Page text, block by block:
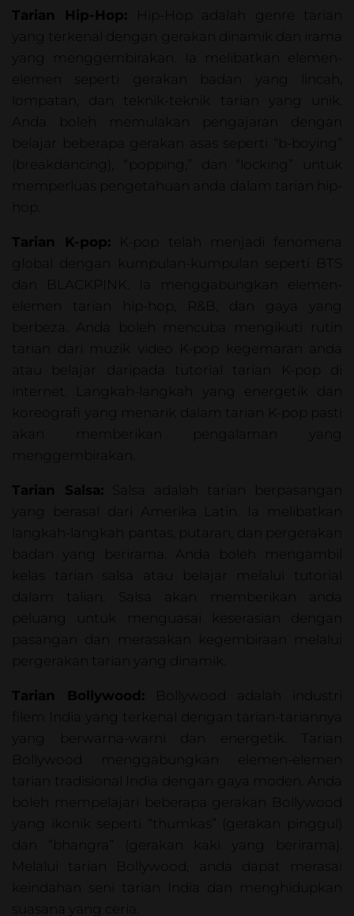
Tarian Hip-Hop: Hip-Hop adalah genre tarian
yang terkenal dengan gerakan dinamik dan irama
yang menggembirakan. Ia melibatkan elemen-
elemen seperti gerakan badan yang lincah,
lompatan, dan teknik-teknik tarian yang unik.
Anda boleh memulakan pengajaran dengan
belajar beberapa gerakan asas seperti “b-boying”
(breakdancing), “popping,” dan “locking” untuk
memperluas pengetahuan anda dalam tarian hip-
hop.
Tarian K-pop: K-pop telah menjadi fenomena
global dengan kumpulan-kumpulan seperti BTS
dan BLACKPINK. Ia menggabungkan elemen-
elemen tarian hip-hop, R&B, dan gaya yang
berbeza. Anda boleh mencuba mengikuti rutin
tarian dari muzik video K-pop kegemaran anda
atau belajar daripada tutorial tarian K-pop di
internet. Langkah-langkah yang energetik dan
koreografi yang menarik dalam tarian K-pop pasti
akan memberikan pengalaman yang
menggembirakan.
Tarian Salsa: Salsa adalah tarian berpasangan
yang berasal dari Amerika Latin. Ia melibatkan
langkah-langkah pantas, putaran, dan pergerakan
badan yang berirama. Anda boleh mengambil
kelas tarian salsa atau belajar melalui tutorial
dalam talian. Salsa akan memberikan anda
peluang untuk menguasai keserasian dengan
pasangan dan merasakan kegembiraan melalui
pergerakan tarian yang dinamik.
Tarian Bollywood: Bollywood adalah industri
filem India yang terkenal dengan tarian-tariannya
yang berwarna-warni dan energetik. Tarian
Bollywood menggabungkan elemen-elemen
tarian tradisional India dengan gaya moden. Anda
boleh mempelajari beberapa gerakan Bollywood
yang ikonik seperti “thumkas” (gerakan pinggul)
dan “bhangra” (gerakan kaki yang berirama).
Melalui tarian Bollywood, anda dapat merasai
keindahan seni tarian India dan menghidupkan
suasana yang ceria.